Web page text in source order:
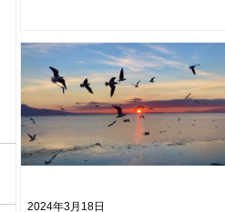
2024年3月18日